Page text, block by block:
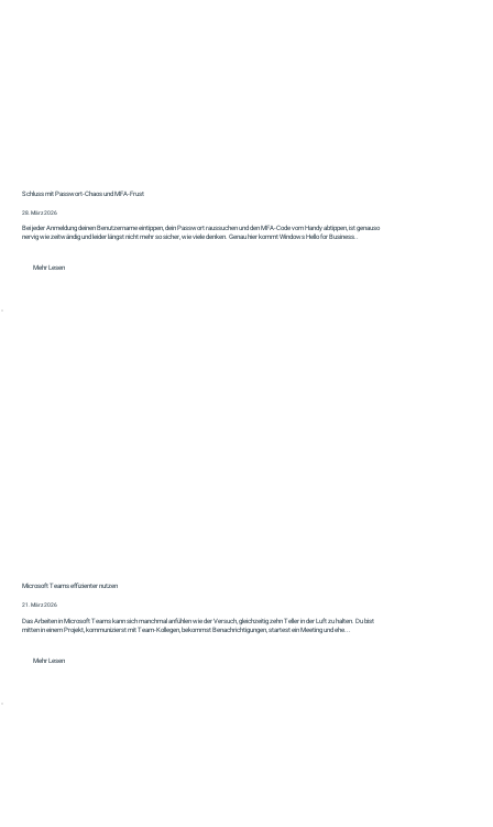
Schluss mit Passwort-Chaos und MFA-Frust
28. März 2026
Bei jeder Anmeldung deinen Benutzername eintippen, dein Passwort raussuchen und den MFA-Code vom Handy abtippen, ist genauso
nervig wie zeitwändig und leider längst nicht mehr so sicher, wie viele denken. Genau hier kommt Windows Hello for Business..
Mehr Lesen
Microsoft Teams effizienter nutzen
21. März 2026
Das Arbeiten in Microsoft Teams kann sich manchmal anfühlen wie der Versuch, gleichzeitig zehn Teller in der Luft zu halten. Du bist
mitten in einem Projekt, kommunizierst mit Team-Kollegen, bekommst Benachrichtigungen, startest ein Meeting und ehe...
Mehr Lesen